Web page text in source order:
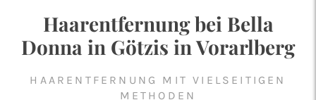
Haarentfernung bei Bella
Donna in Götzis in Vorarlberg
HAARENTFERNUNG MIT VIELSEITIGEN
METHODEN